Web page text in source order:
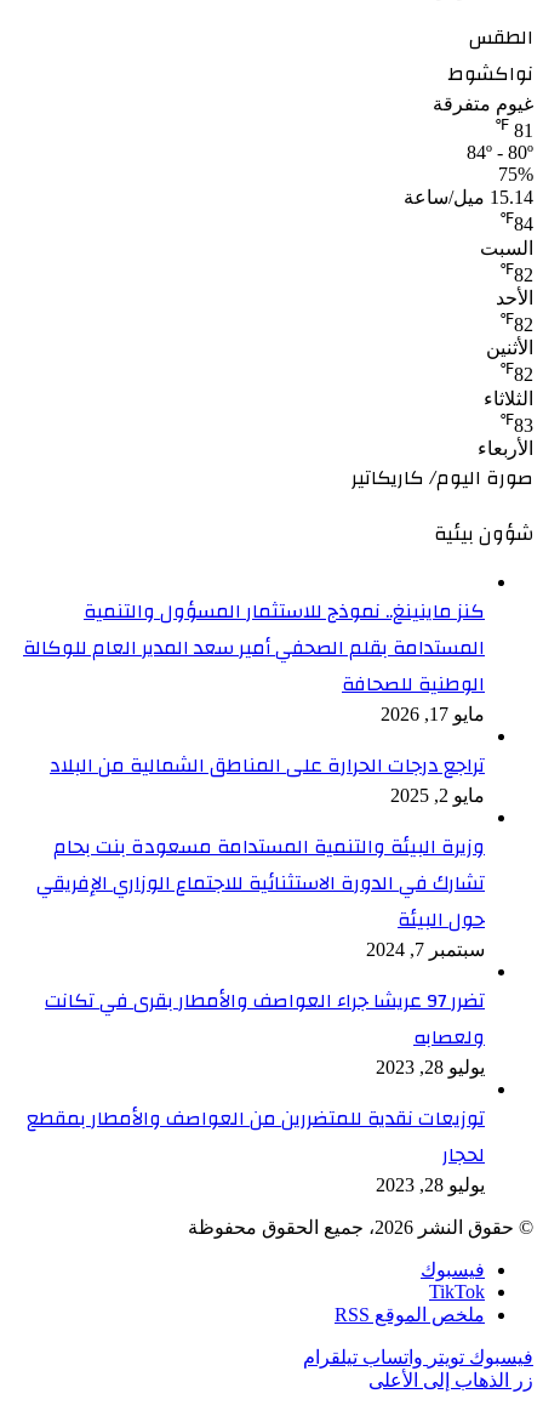
الطقس
نواكشوط
غيوم متفرقة
81
℉
84º - 80º
75%
15.14 ميل/ساعة
84
℉
السبت
82
℉
الأحد
82
℉
الأثنين
82
℉
الثلاثاء
83
℉
الأربعاء
صورة اليوم/ كاريكاتير
شؤون بيئية
كنز ماينينغ.. نموذج للاستثمار المسؤول والتنمية
المستدامة بقلم الصحفي أمير سعد المدير العام للوكالة
الوطنية للصحافة
مايو 17, 2026
تراجع درجات الحرارة على المناطق الشمالية من البلاد
مايو 2, 2025
وزيرة البيئة والتنمية المستدامة مسعودة بنت بحام
تشارك في الدورة الاستثنائية للاجتماع الوزاري الإفريقي
حول البيئة
سبتمبر 7, 2024
تضرر 97 عريشا جراء العواصف والأمطار بقرى في تكانت
ولعصابه
يوليو 28, 2023
توزيعات نقدية للمتضررين من العواصف والأمطار بمقطع
لحجار
يوليو 28, 2023
© حقوق النشر 2026، جميع الحقوق محفوظة
فيسبوك
TikTok
ملخص الموقع RSS
فيسبوك تويتر واتساب تيلقرام
زر الذهاب إلى الأعلى